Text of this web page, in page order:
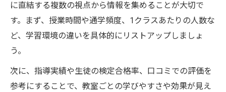
に直結する複数の視点から情報を集めることが大切で
す。まず、授業時間や通学頻度、1クラスあたりの人数な
ど、学習環境の違いを具体的にリストアップしましょ
う。
次に、指導実績や生徒の検定合格率、口コミでの評価を
参考にすることで、教室ごとの学びやすさや効果が見え